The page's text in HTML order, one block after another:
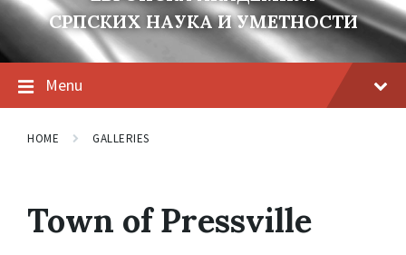
СРПСКИХ НАУКА И УМЕТНОСТИ
Menu
HOME GALLERIES
Town of Pressville